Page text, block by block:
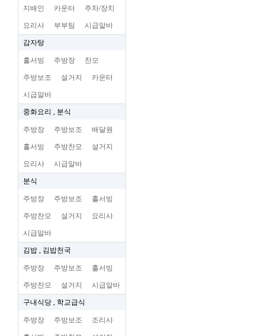
지배인 카운터 주차/장치
요리사 부부팀 시급알바
감자탕
홀서빙 주방장 찬모
주방보조 설거지 카운터
시급알바
중화요리 , 분식
주방장 주방보조 배달원
홀서빙 주방찬모 설거지
요리사 시급알바
분식
주방장 주방보조 홀서빙
주방찬모 설거지 요리사
시급알바
김밥 , 김밥천국
주방장 주방보조 홀서빙
주방찬모 설거지 시급알바
구내식당 , 학교급식
주방장 주방보조 조리사